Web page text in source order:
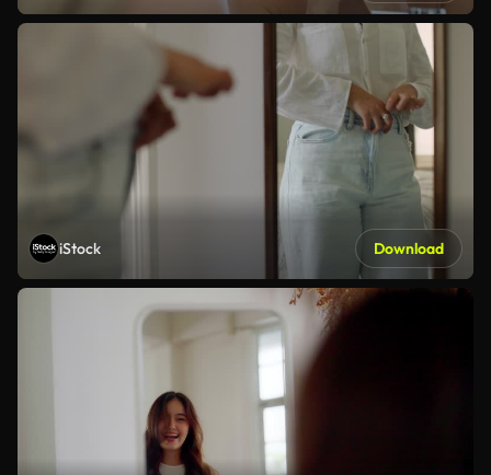
iStock Download